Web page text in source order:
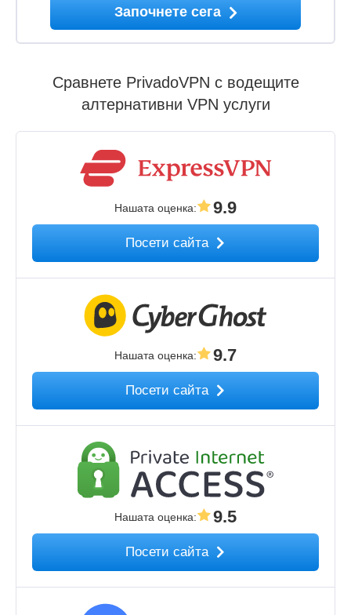
Започнете сега
Сравнете PrivadoVPN с водещите
алтернативни VPN услуги
Нашата оценка: 9.9
Посети сайта
Нашата оценка: 9.7
Посети сайта
Нашата оценка: 9.5
Посети сайта